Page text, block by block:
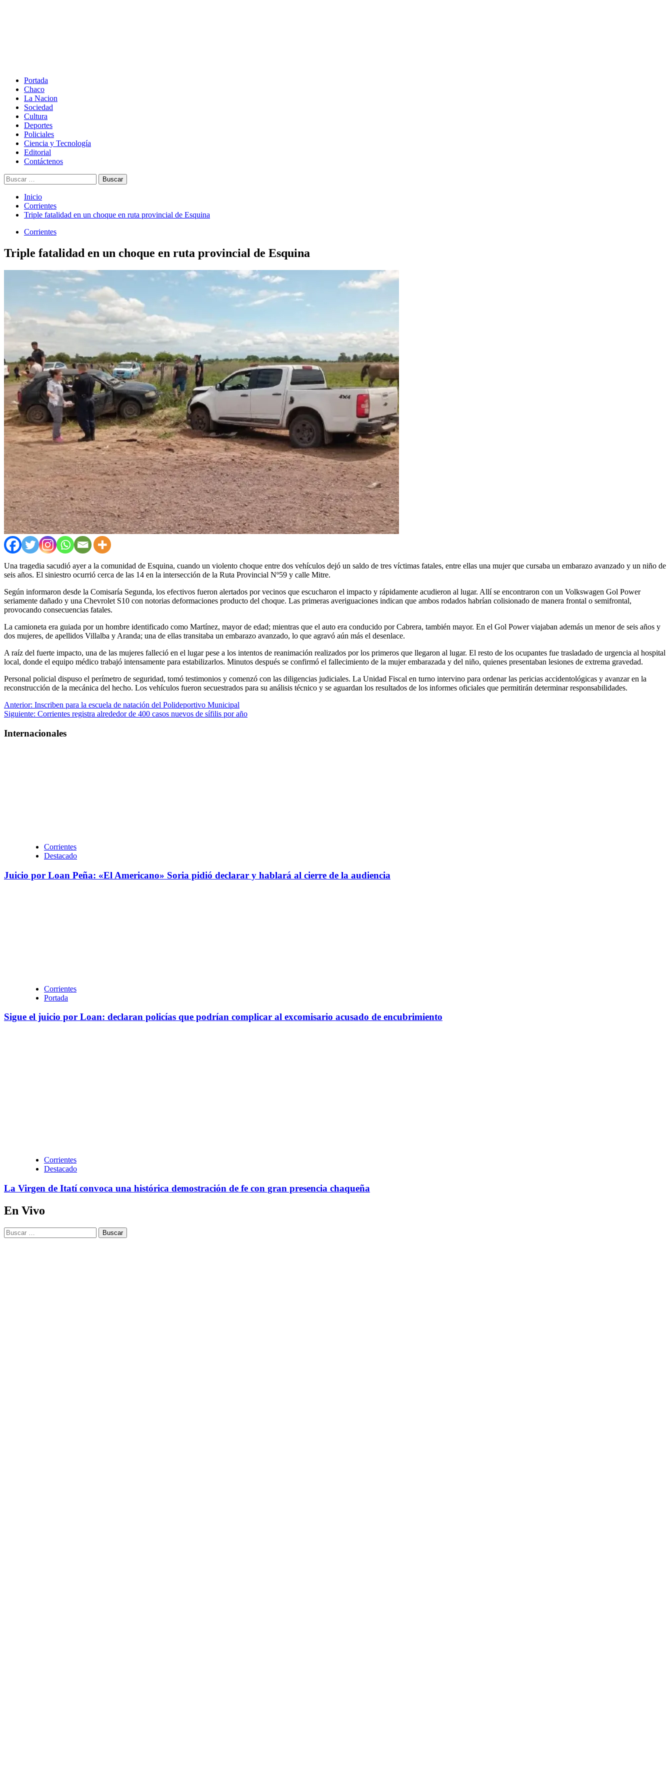
Portada
Chaco
La Nacion
Sociedad
Cultura
Deportes
Policiales
Ciencia y Tecnología
Editorial
Contáctenos
Buscar:
Inicio
Corrientes
Triple fatalidad en un choque en ruta provincial de Esquina
Corrientes
Triple fatalidad en un choque en ruta provincial de Esquina
Una tragedia sacudió ayer a la comunidad de Esquina, cuando un violento choque entre dos vehículos dejó un saldo de tres víctimas fatales, entre ellas una mujer que cursaba un embarazo avanzado y un niño de
seis años. El siniestro ocurrió cerca de las 14 en la intersección de la Ruta Provincial Nº59 y calle Mitre.
Según informaron desde la Comisaría Segunda, los efectivos fueron alertados por vecinos que escucharon el impacto y rápidamente acudieron al lugar. Allí se encontraron con un Volkswagen Gol Power
seriamente dañado y una Chevrolet S10 con notorias deformaciones producto del choque. Las primeras averiguaciones indican que ambos rodados habrían colisionado de manera frontal o semifrontal,
provocando consecuencias fatales.
La camioneta era guiada por un hombre identificado como Martínez, mayor de edad; mientras que el auto era conducido por Cabrera, también mayor. En el Gol Power viajaban además un menor de seis años y
dos mujeres, de apellidos Villalba y Aranda; una de ellas transitaba un embarazo avanzado, lo que agravó aún más el desenlace.
A raíz del fuerte impacto, una de las mujeres falleció en el lugar pese a los intentos de reanimación realizados por los primeros que llegaron al lugar. El resto de los ocupantes fue trasladado de urgencia al hospital
local, donde el equipo médico trabajó intensamente para estabilizarlos. Minutos después se confirmó el fallecimiento de la mujer embarazada y del niño, quienes presentaban lesiones de extrema gravedad.
Personal policial dispuso el perímetro de seguridad, tomó testimonios y comenzó con las diligencias judiciales. La Unidad Fiscal en turno intervino para ordenar las pericias accidentológicas y avanzar en la
reconstrucción de la mecánica del hecho. Los vehículos fueron secuestrados para su análisis técnico y se aguardan los resultados de los informes oficiales que permitirán determinar responsabilidades.
Navegación
de
entradas
Anterior: Inscriben para la escuela de natación del Polideportivo Municipal
Siguiente: Corrientes registra alrededor de 400 casos nuevos de sífilis por año
Internacionales
Corrientes
Destacado
Juicio por Loan Peña: «El Americano» Soria pidió declarar y hablará al cierre de la audiencia
Corrientes
Portada
Sigue el juicio por Loan: declaran policías que podrían complicar al excomisario acusado de encubrimiento
Corrientes
Destacado
La Virgen de Itatí convoca una histórica demostración de fe con gran presencia chaqueña
En Vivo
Buscar: